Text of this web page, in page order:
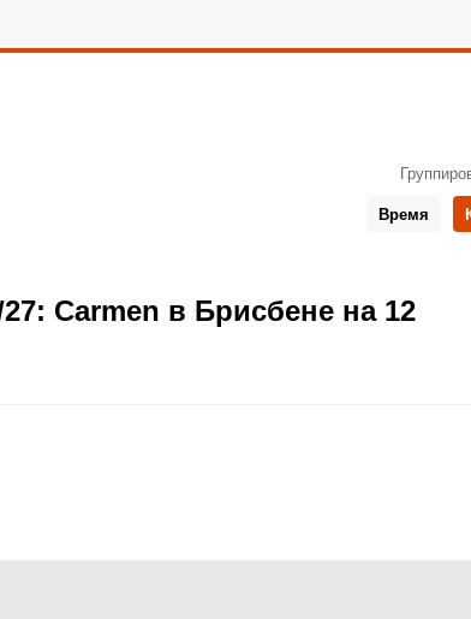
Время
Carmen в Брисбене на 12